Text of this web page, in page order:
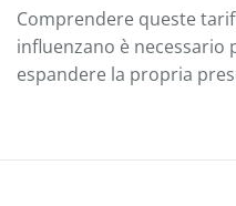
Comprendere queste
influenzano è necessario
espandere la propria